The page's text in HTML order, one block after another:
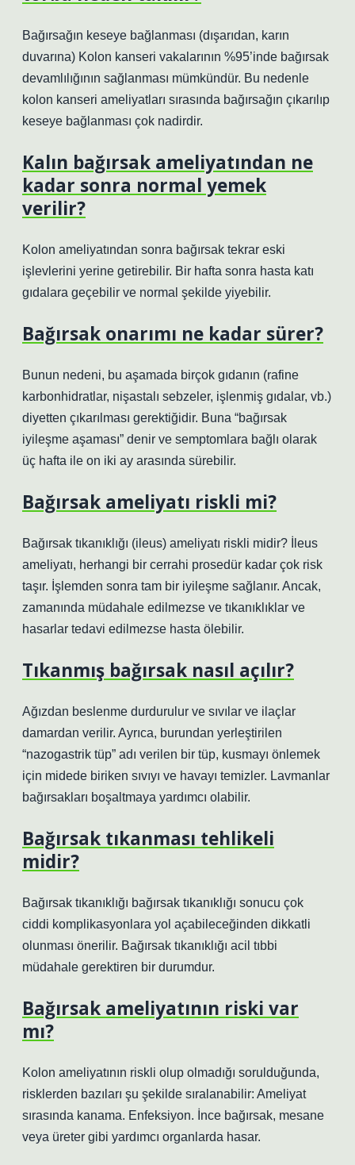
Bağırsağın keseye bağlanması (dışarıdan, karın
duvarına) Kolon kanseri vakalarının %95’inde bağırsak
devamlılığının sağlanması mümkündür. Bu nedenle
kolon kanseri ameliyatları sırasında bağırsağın çıkarılıp
keseye bağlanması çok nadirdir.
Kalın bağırsak ameliyatından ne
kadar sonra normal yemek
verilir?
Kolon ameliyatından sonra bağırsak tekrar eski
işlevlerini yerine getirebilir. Bir hafta sonra hasta katı
gıdalara geçebilir ve normal şekilde yiyebilir.
Bağırsak onarımı ne kadar sürer?
Bunun nedeni, bu aşamada birçok gıdanın (rafine
karbonhidratlar, nişastalı sebzeler, işlenmiş gıdalar, vb.)
diyetten çıkarılması gerektiğidir. Buna “bağırsak
iyileşme aşaması” denir ve semptomlara bağlı olarak
üç hafta ile on iki ay arasında sürebilir.
Bağırsak ameliyatı riskli mi?
Bağırsak tıkanıklığı (ileus) ameliyatı riskli midir? İleus
ameliyatı, herhangi bir cerrahi prosedür kadar çok risk
taşır. İşlemden sonra tam bir iyileşme sağlanır. Ancak,
zamanında müdahale edilmezse ve tıkanıklıklar ve
hasarlar tedavi edilmezse hasta ölebilir.
Tıkanmış bağırsak nasıl açılır?
Ağızdan beslenme durdurulur ve sıvılar ve ilaçlar
damardan verilir. Ayrıca, burundan yerleştirilen
“nazogastrik tüp” adı verilen bir tüp, kusmayı önlemek
için midede biriken sıvıyı ve havayı temizler. Lavmanlar
bağırsakları boşaltmaya yardımcı olabilir.
Bağırsak tıkanması tehlikeli
midir?
Bağırsak tıkanıklığı bağırsak tıkanıklığı sonucu çok
ciddi komplikasyonlara yol açabileceğinden dikkatli
olunması önerilir. Bağırsak tıkanıklığı acil tıbbi
müdahale gerektiren bir durumdur.
Bağırsak ameliyatının riski var
mı?
Kolon ameliyatının riskli olup olmadığı sorulduğunda,
risklerden bazıları şu şekilde sıralanabilir: Ameliyat
sırasında kanama. Enfeksiyon. İnce bağırsak, mesane
veya üreter gibi yardımcı organlarda hasar.